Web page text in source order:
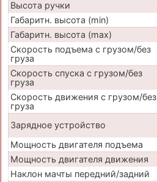
Высота ручки
Габаритн. высота (min)
Габаритн. высота (max)
Скорость подъема с грузом/без
груза
Скорость спуска с грузом/без
груза
Скорость движения с грузом/без
груза
Зарядное устройство
Мощность двигателя подъема
Мощность двигателя движения
Наклон мачты передний/задний